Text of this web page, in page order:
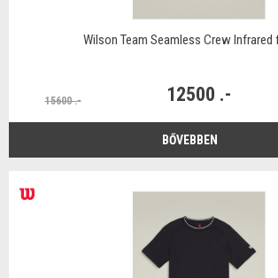
Wilson Team Seamless Crew Infrared
15600 .- 12500 .-
BŐVEBBEN